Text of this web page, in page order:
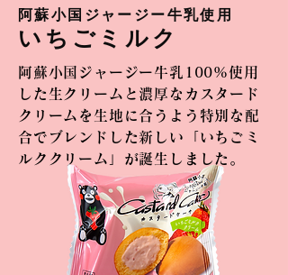
阿蘇小国ジャージー牛乳使用
​いちご ミルク
阿蘇小国ジャージー牛乳100%使用
した生クリームと濃厚なカスタード
クリームを生地に合うよう特別な配
合でブレンドした新しい「いちごミ
ルク ​クリーム」が誕生しました。